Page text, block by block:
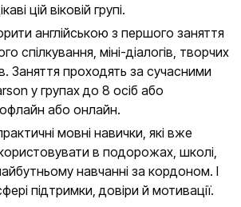
цій віковій групі.
англійською з першого заняття
спілкування, міні-діалогів, творчих
Заняття проходять за сучасними
у групах до 8 осіб або
або онлайн.
мовні навички, які вже
в подорожах, школі,
навчанні за кордоном. І
підтримки, довіри й мотивації.